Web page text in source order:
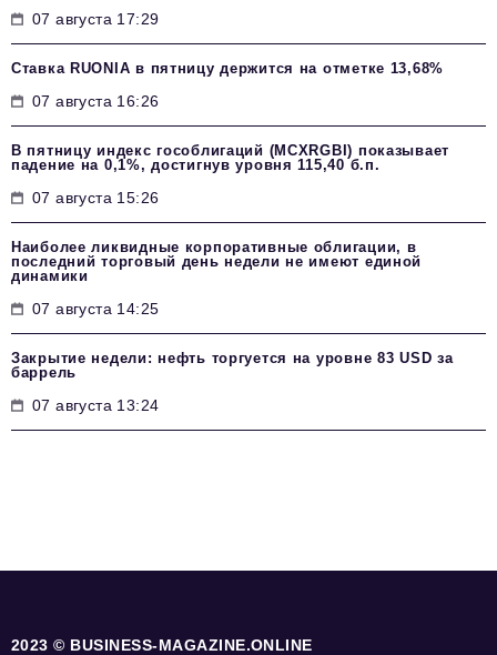
07 августа 17:29
Ставка RUONIA в пятницу держится на отметке 13,68%
07 августа 16:26
В пятницу индекс гособлигаций (MCXRGBI) показывает
падение на 0,1%, достигнув уровня 115,40 б.п.
07 августа 15:26
Наиболее ликвидные корпоративные облигации, в
последний торговый день недели не имеют единой
динамики
07 августа 14:25
Закрытие недели: нефть торгуется на уровне 83 USD за
баррель
07 августа 13:24
2023 © BUSINESS-MAGAZINE.ONLINE